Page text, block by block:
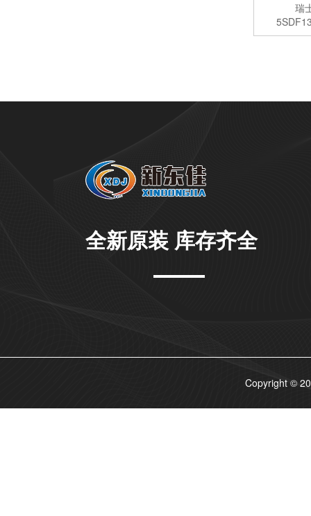
瑞
全新原装 库存齐全
Copyright ©